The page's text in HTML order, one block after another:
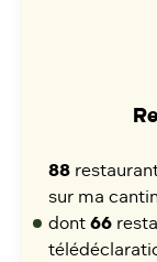
88
sur ma
dont 66